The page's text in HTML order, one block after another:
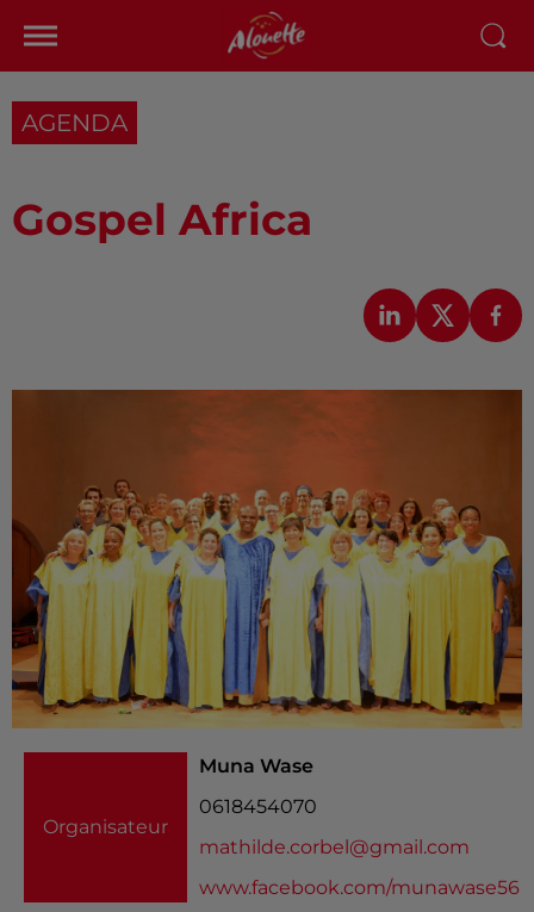
AGENDA
Gospel Africa
Organisateur
Muna Wase
0618454070
mathilde.corbel@gmail.com
www.facebook.com/munawase56